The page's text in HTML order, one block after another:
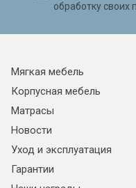
обработку своих
Мягкая мебель
Корпусная мебель
Матрасы
Новости
Уход и эксплуатация
Гарантии